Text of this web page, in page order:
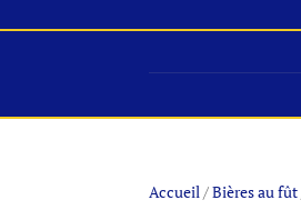
Accueil /Bières au fût